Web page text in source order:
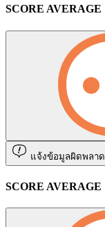
SCORE AVERAGE
แจ้งข้อมูลผิดพลาด
SCORE AVERAGE